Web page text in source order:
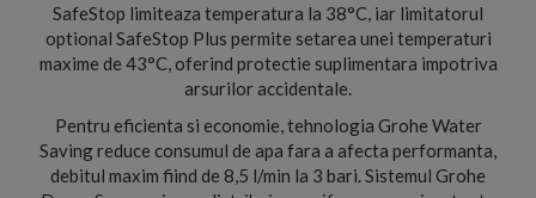
SafeStop limiteaza temperatura la 38°C, iar limitatorul
optional SafeStop Plus permite setarea unei temperaturi
maxime de 43°C, oferind protectie suplimentara impotriva
arsurilor accidentale.
Pentru eficienta si economie, tehnologia Grohe Water
Saving reduce consumul de apa fara a afecta performanta,
debitul maxim fiind de 8,5 l/min la 3 bari. Sistemul Grohe